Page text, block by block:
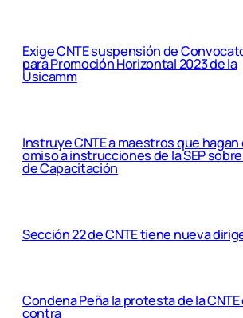
Exige CNTE suspensión de
para Promoción Horizontal 2023 de la
Usicamm
Instruye CNTE a maestros que hagan
omiso a instrucciones de la SEP
de Capacitación
Sección 22 de CNTE tiene nueva
Condena Peña la protesta de la CNTE
contra